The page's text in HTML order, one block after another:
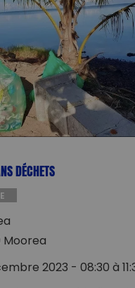
DÉCHETS
Moorea
2023 - 08:30 à